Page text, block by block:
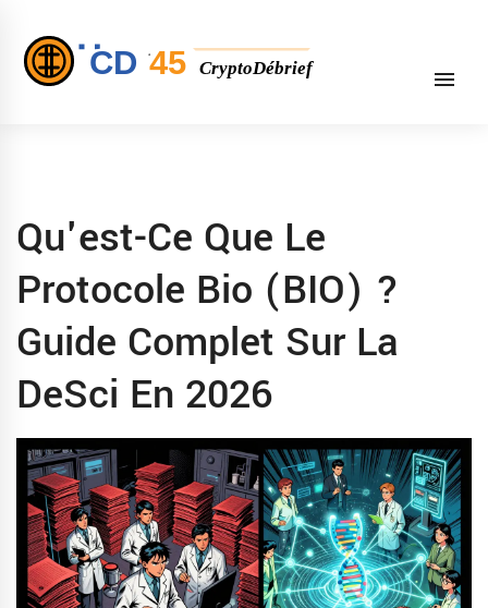
Qu'est-Ce Que Le
Protocole Bio (BIO) ?
Guide Complet Sur La
DeSci En 2026